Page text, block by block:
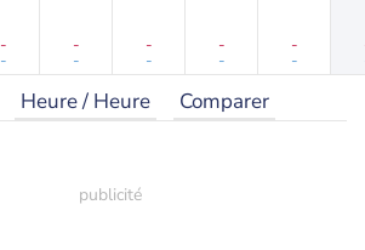
-
-
-
-
-
-
-
-
-
-
Heure / Heure Comparer